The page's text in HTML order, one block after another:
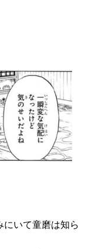
にいて童磨は知ら